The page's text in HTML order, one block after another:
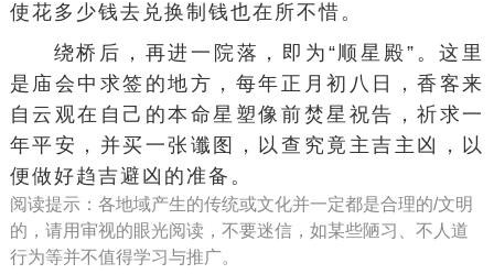
使花多少钱去兑换制钱也在所不惜。
绕桥后，再进一院落，即为“顺星殿”。这里
是庙会中求签的地方，每年正月初八日，香客来
自云观在自己的本命星塑像前焚星祝告，祈求一
年平安，并买一张谶图，以查究竟主吉主凶，以
便做好趋吉避凶的准备。
阅读提示：各地域产生的传统或文化并一定都是合理的/文明
的，请用审视的眼光阅读，不要迷信，如某些陋习、不人道
行为等并不值得学习与推广。